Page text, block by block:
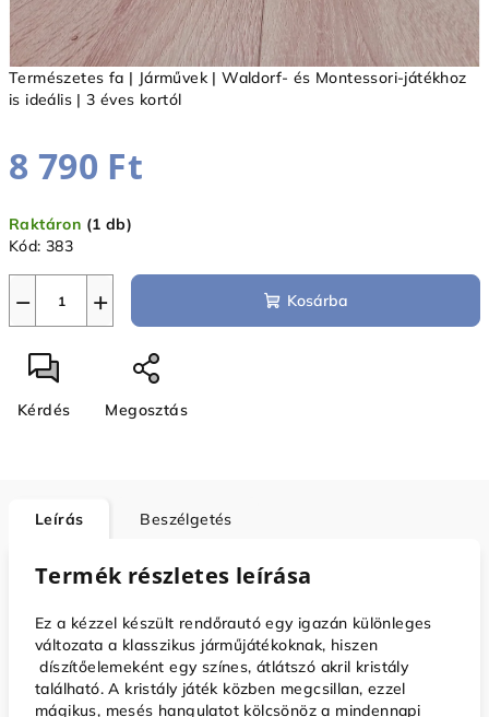
Természetes fa | Járművek | Waldorf- és Montessori-játékhoz
is ideális | 3 éves kortól
8 790 Ft
Raktáron (1 db)
Kód: 383
+
− Kosárba
Kérdés Megosztás
Leírás Beszélgetés
Termék részletes leírása
Ez a kézzel készült rendőrautó egy igazán különleges
változata a klasszikus járműjátékoknak, hiszen
díszítőelemeként egy színes, átlátszó akril kristály
található. A kristály játék közben megcsillan, ezzel
mágikus, mesés hangulatot kölcsönöz a mindennapi